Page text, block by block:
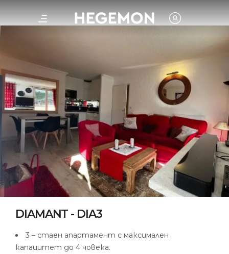
DIAMANT - DIA3
3 – стаен апартамент с максимален
капацитет до 4 човека.